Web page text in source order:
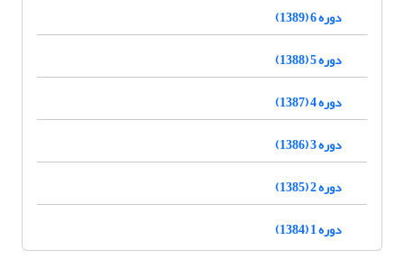
دوره 6 (1389)
دوره 5 (1388)
دوره 4 (1387)
دوره 3 (1386)
دوره 2 (1385)
دوره 1 (1384)